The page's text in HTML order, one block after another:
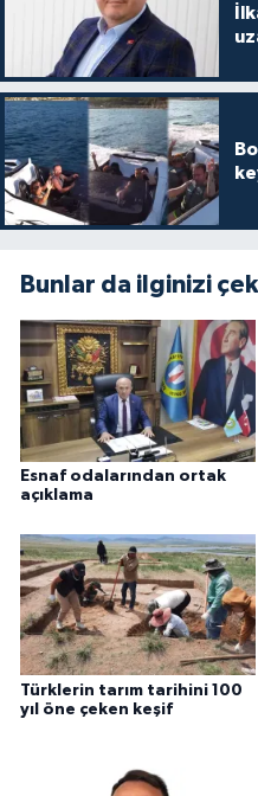
Bunlar da ilginizi
Esnaf odalarından ortak
açıklama
Türklerin tarım tarihini 100
yıl öne çeken keşif